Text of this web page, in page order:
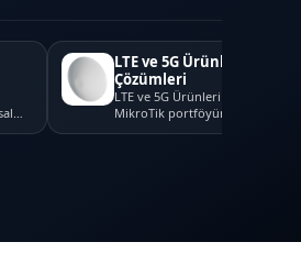
LTE ve 5G Ürünleri
Çözümleri
LTE ve 5G Ürünleri ürünleri
MikroTik portföyünde kurumsal
ağ, güvenlik ve bağlantı pr...